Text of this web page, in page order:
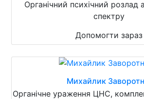
Органічний психічний розлад
спектру
Допомогти зараз
Михайлик
Органічне ураження ЦНС,